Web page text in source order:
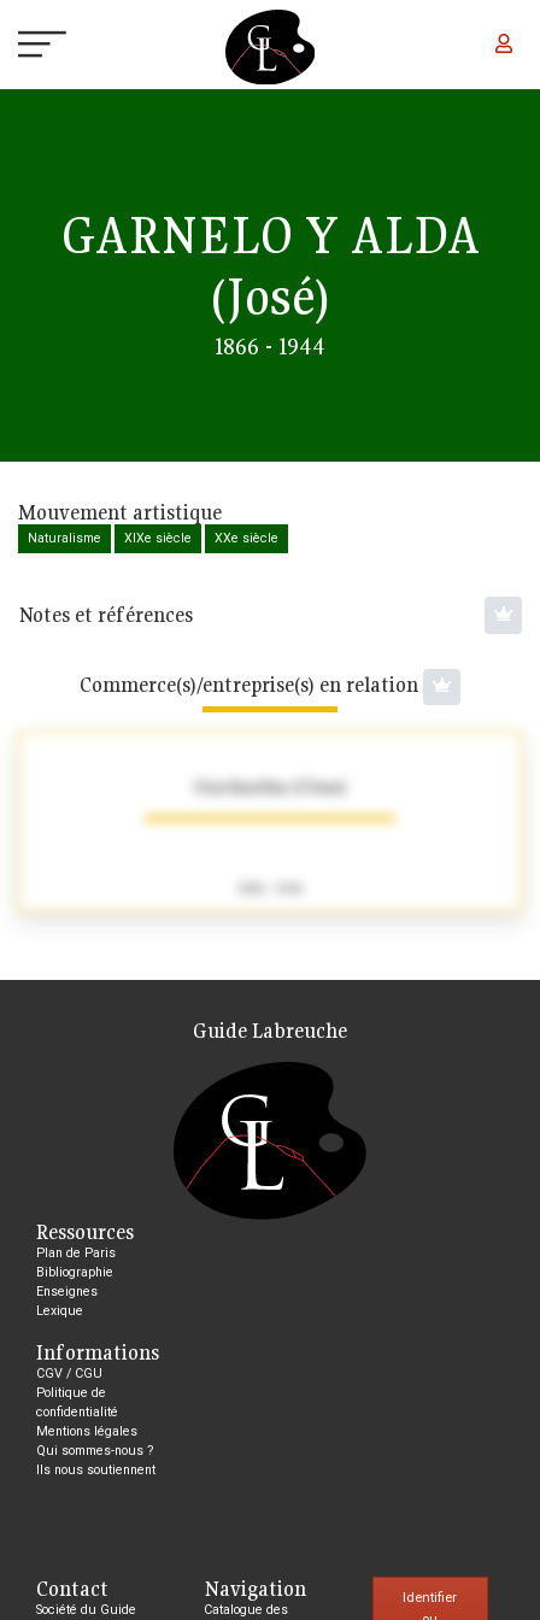
GARNELO Y ALDA
(José)
1866 - 1944
Mouvement artistique
Naturalisme XIXe siècle XXe siècle
Notes et références
Commerce(s)/entreprise(s) en relation
Guichardaz (César)
Guide Labreuche
Ressources
Plan de Paris
Bibliographie
Enseignes
Lexique
Informations
CGV / CGU
Politique de
confidentialité
Mentions légales
Qui sommes-nous ?
Ils nous soutiennent
Contact
Société du Guide
Navigation
Catalogue des
Identifier